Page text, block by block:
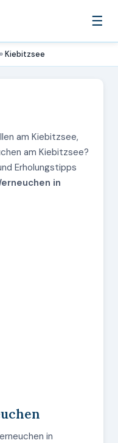
☰
»Kiebitzsee
am Kiebitzsee,
am Kiebitzsee?
Erholungstipps
in
in